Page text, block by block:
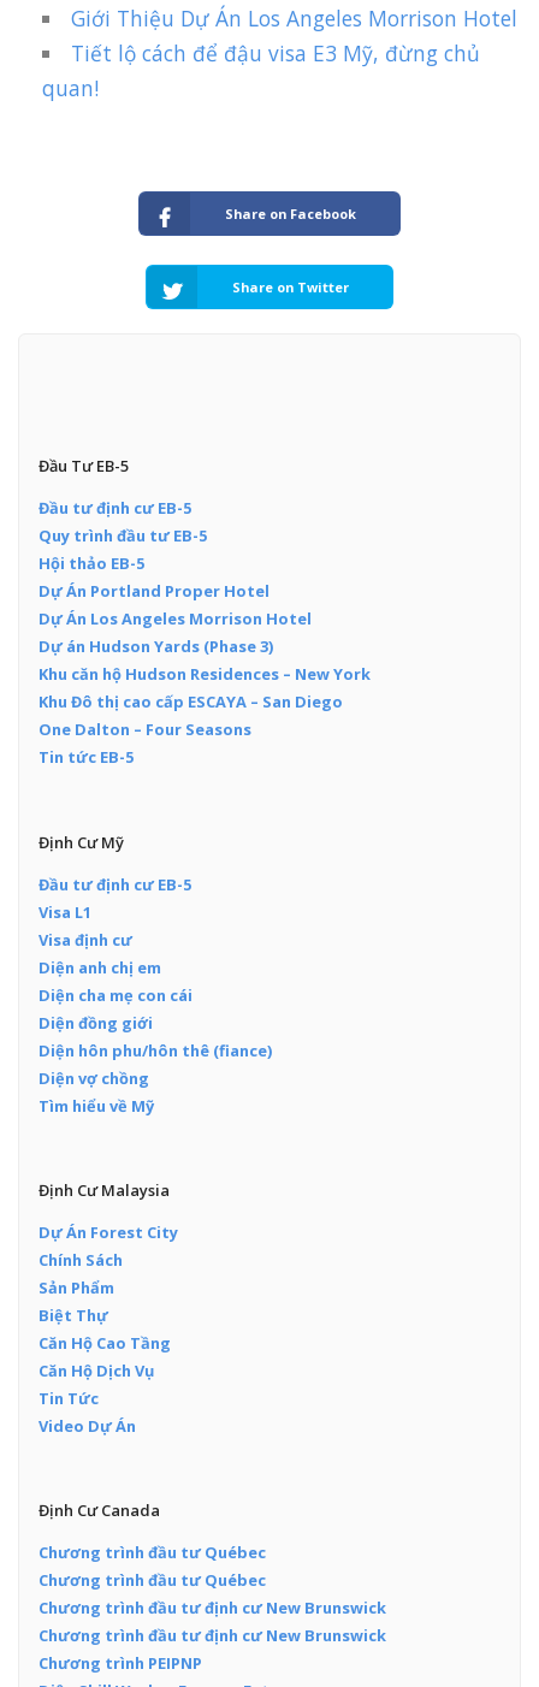
Giới Thiệu Dự Án Los Angeles Morrison Hotel
Tiết lộ cách để đậu visa E3 Mỹ, đừng chủ
quan!
Share on Facebook
Share on Twitter
Đầu Tư EB-5
Đầu tư định cư EB-5
Quy trình đầu tư EB-5
Hội thảo EB-5
Dự Án Portland Proper Hotel
Dự Án Los Angeles Morrison Hotel
Dự án Hudson Yards (Phase 3)
Khu căn hộ Hudson Residences – New York
Khu Đô thị cao cấp ESCAYA – San Diego
One Dalton – Four Seasons
Tin tức EB-5
Định Cư Mỹ
Đầu tư định cư EB-5
Visa L1
Visa định cư
Diện anh chị em
Diện cha mẹ con cái
Diện đồng giới
Diện hôn phu/hôn thê (fiance)
Diện vợ chồng
Tìm hiểu về Mỹ
Định Cư Malaysia
Dự Án Forest City
Chính Sách
Sản Phẩm
Biệt Thự
Căn Hộ Cao Tầng
Căn Hộ Dịch Vụ
Tin Tức
Video Dự Án
Định Cư Canada
Chương trình đầu tư Québec
Chương trình đầu tư Québec
Chương trình đầu tư định cư New Brunswick
Chương trình đầu tư định cư New Brunswick
Chương trình PEIPNP